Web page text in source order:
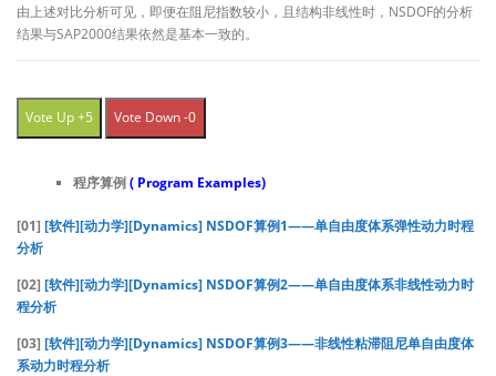
由上述对比分析可见，即便在阻尼指数较小，且结构非线性时，NSDOF的分析
结果与SAP2000结果依然是基本一致的。
Vote Up +5 Vote Down -0
程序算例( Program Examples)
[01] [软件][动力学][Dynamics] NSDOF算例1——单自由度体系弹性动力时程
分析
[02] [软件][动力学][Dynamics] NSDOF算例2——单自由度体系非线性动力时
程分析
[03] [软件][动力学][Dynamics] NSDOF算例3——非线性粘滞阻尼单自由度体
系动力时程分析